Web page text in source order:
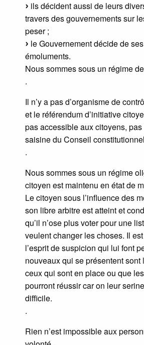
ils décident aussi de leurs
travers des gouvernements sur
peser ;
le Gouvernement décide de
émoluments.
Nous sommes sous un régime
.
Il n’y a pas d’organisme de
et le référendum d’initiative
pas accessible aux citoyens,
saisine du Conseil
.
Nous sommes sous un régime
citoyen est maintenu en état de
Le citoyen sous l’influence des
son libre arbitre est atteint et
qu’il n’ose plus voter pour une
veulent changer les choses. Il
l’esprit de suspicion qui lui font
nouveaux qui se présentent
ceux qui sont en place ou que
pourront réussir car on leur
difficile.
.
Rien n’est impossible aux